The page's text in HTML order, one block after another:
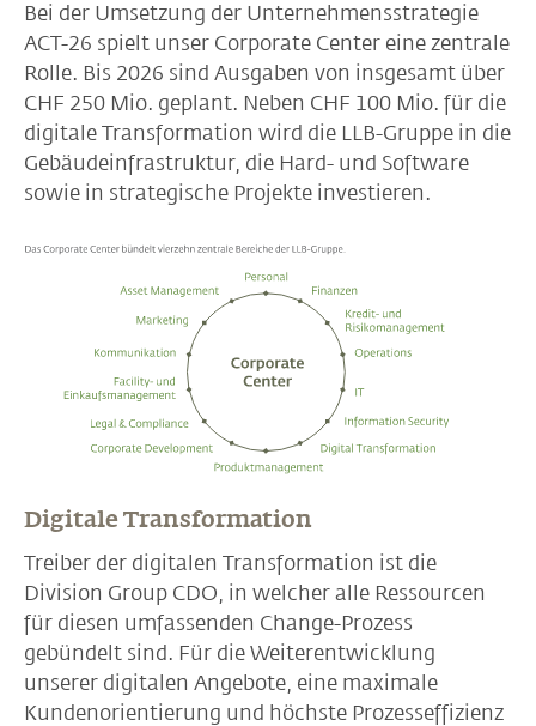
Bei der Umsetzung der Unternehmensstrategie
ACT-26 spielt unser Corporate Center eine zentrale
Rolle. Bis 2026 sind Ausgaben von insgesamt über
CHF 250 Mio. geplant. Neben CHF 100 Mio. für die
digitale Transformation wird die LLB-Gruppe in die
Gebäudeinfrastruktur, die Hard- und Software
sowie in strategische Projekte investieren.
Digitale Transformation
Treiber der digitalen Transformation ist die
Division Group CDO, in welcher alle Ressourcen
für diesen umfassenden Change-Prozess
gebündelt sind. Für die Weiterentwicklung
unserer digitalen Angebote, eine maximale
Kundenorientierung und höchste Prozesseffizienz